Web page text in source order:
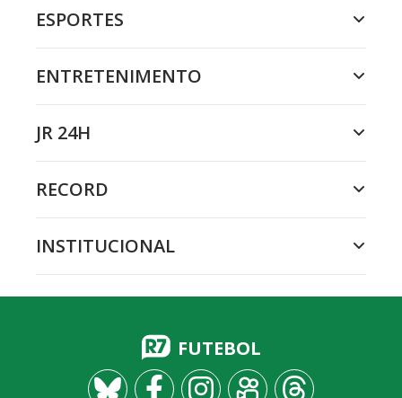
ESPORTES
ENTRETENIMENTO
JR 24H
RECORD
INSTITUCIONAL
FUTEBOL